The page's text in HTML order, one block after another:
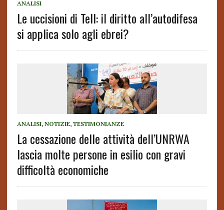
ANALISI
Le uccisioni di Tell: il diritto all’autodifesa
si applica solo agli ebrei?
ANALISI, NOTIZIE, TESTIMONIANZE
La cessazione delle attività dell’UNRWA
lascia molte persone in esilio con gravi
difficoltà economiche